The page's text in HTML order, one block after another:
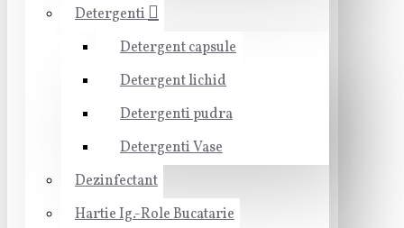
Detergenti
Detergent capsule
Detergent lichid
Detergenti pudra
Detergenti Vase
Dezinfectant
Hartie Ig.-Role Bucatarie